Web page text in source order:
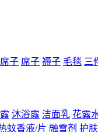
席子 席子 褥子 毛毯 三
沐浴露 洁面乳 花露
蚊香液/片 融雪剂 护